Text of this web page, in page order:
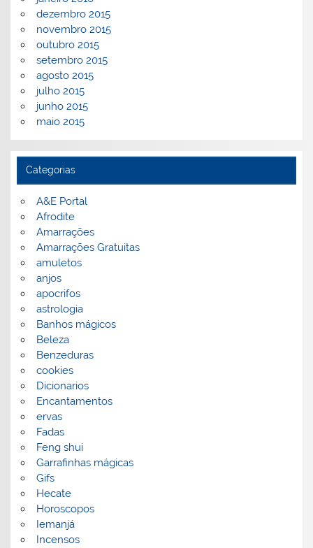
dezembro 2015
novembro 2015
outubro 2015
setembro 2015
agosto 2015
julho 2015
junho 2015
maio 2015
Categorias
A&E Portal
Afrodite
Amarrações
Amarrações Gratuitas
amuletos
anjos
apocrifos
astrologia
Banhos mágicos
Beleza
Benzeduras
cookies
Dicionarios
Encantamentos
ervas
Fadas
Feng shui
Garrafinhas mágicas
Gifs
Hecate
Horoscopos
Iemanjá
Incensos